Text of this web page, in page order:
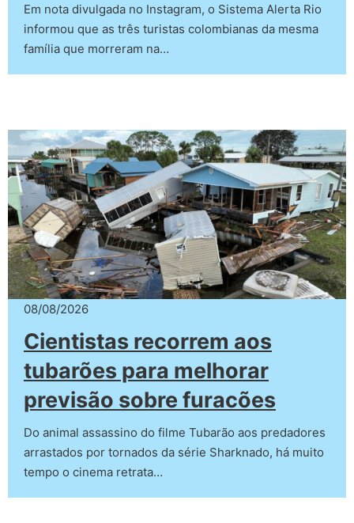
Em nota divulgada no Instagram, o Sistema Alerta Rio
informou que as três turistas colombianas da mesma
família que morreram na…
08/08/2026
Cientistas recorrem aos
tubarões para melhorar
previsão sobre furacões
Do animal assassino do filme Tubarão aos predadores
arrastados por tornados da série Sharknado, há muito
tempo o cinema retrata…